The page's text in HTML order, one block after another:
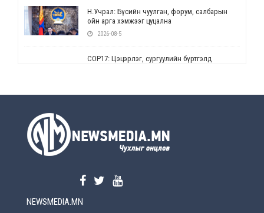
Н.Учрал: Бүсийн чуулган, форум, салбарын
ойн арга хэмжээг цуцална
2026-08-5
СОР17: Цэцэрлэг, сургуулийн бүртгэлд
2026-08-5
2026-08-5
NEWSMEDIA.MN